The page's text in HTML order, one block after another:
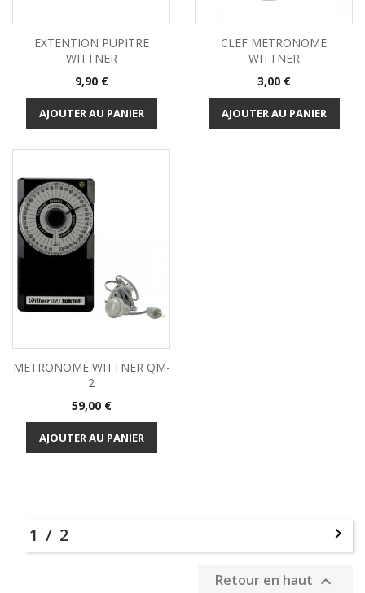
EXTENTION PUPITRE
WITTNER
Prix
9,90 €
AJOUTER AU PANIER
CLEF METRONOME
WITTNER
Prix
3,00 €
AJOUTER AU PANIER
METRONOME WITTNER QM-
2
Prix
59,00 €
AJOUTER AU PANIER
1 / 2 
Retour en haut 